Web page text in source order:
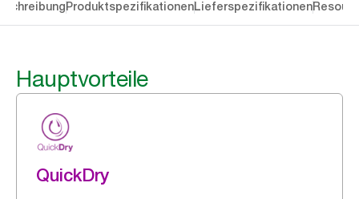
ProduktspezifikationenLieferspezifikationen
Hauptvorteile
QuickDry